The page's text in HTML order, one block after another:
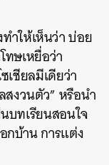
ำให้เห็นว่า บ่อย
ษเหยื่อว่า
เชียลมีเดียว่า
สงวนตัว” หรือนำ
บทเรียนสอนใจ
กบ้าน การแต่ง